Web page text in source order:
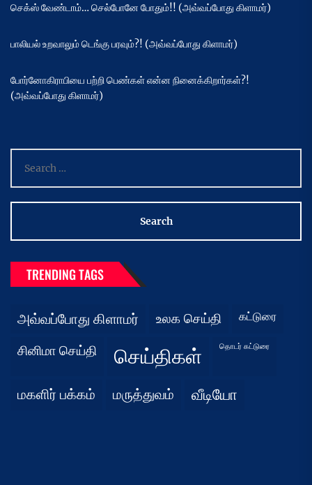
செக்ஸ் வேண்டாம்… செல்போனே போதும்!! (அவ்வப்போது கிளாமர்)
பாலியல் உறவாலும் டெங்கு பரவும்?! (அவ்வப்போது கிளாமர்)
போர்னோகிராபியை பற்றி பெண்கள் என்ன நினைக்கிறார்கள்?!
(அவ்வப்போது கிளாமர்)
for:
TRENDING TAGS
அவ்வப்போது கிளாமர் உலக செய்தி கட்டுரை
சினிமா செய்தி செய்திகள் தொடர் கட்டுரை
மகளிர் பக்கம் மருத்துவம் வீடியோ